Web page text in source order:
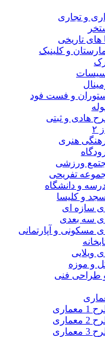
و تجاری
های تاریخی
و کلینیک
و فست فود
هادی و ثبتی
هنری
ورزشی
تفریحی
و دانشگاه
و کلیسا
سازه ای
سه بعدی
مسکونی و آپارتمانی
ویلایی
و موزه
طراحی فنی
معماری
معماری
معماری